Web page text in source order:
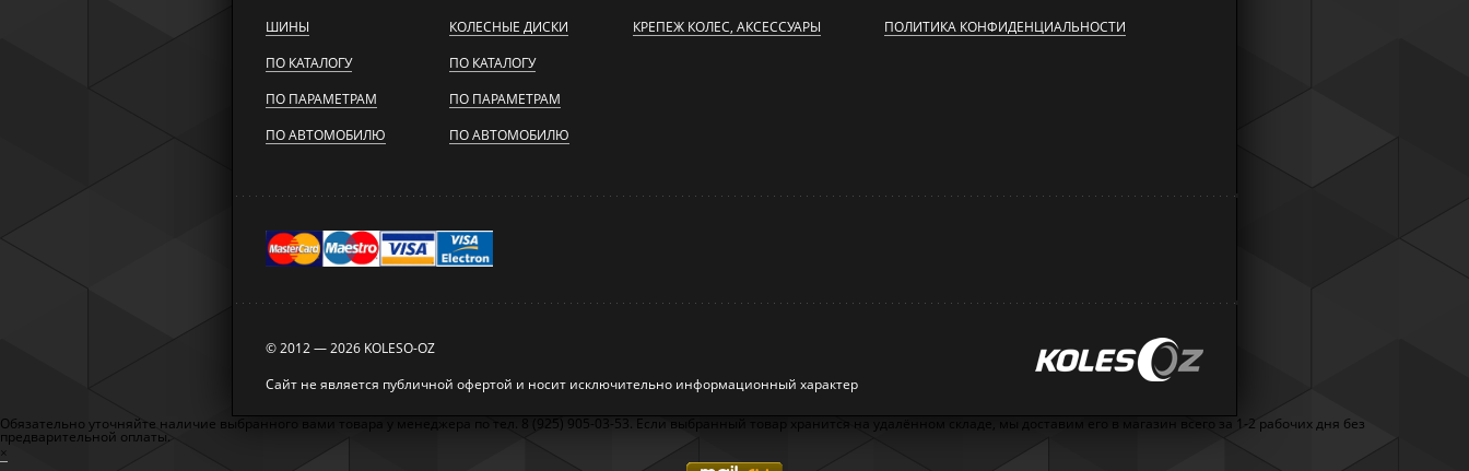
ШИНЫ
ПО КАТАЛОГУ
ПО ПАРАМЕТРАМ
ПО АВТОМОБИЛЮ
КОЛЕСНЫЕ ДИСКИ
ПО КАТАЛОГУ
ПО ПАРАМЕТРАМ
ПО АВТОМОБИЛЮ
КРЕПЕЖ КОЛЕС, АКСЕССУАРЫ ПОЛИТИКА КОНФИДЕНЦИАЛЬНОСТИ
© 2012 — 2026 KOLESO-OZ
Сайт не является публичной офертой и носит исключительно информационный характер
Обязательно уточняйте наличие выбранного вами товара у менеджера по тел. 8 (925) 905-03-53. Если выбранный товар хранится на удалённом складе, мы доставим его в магазин всего за 1-2 рабочих дня без
предварительной оплаты.
×